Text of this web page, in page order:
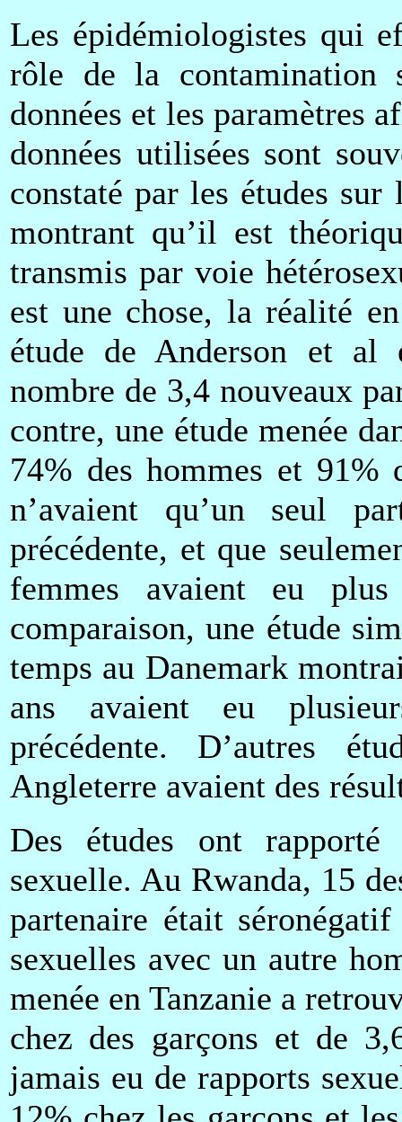
Les épidémiologistes qui
rôle de la contamination
données et les paramètres
données utilisées sont
constaté par les études
montrant qu’il est
transmis par voie
est une chose, la réalité
étude de Anderson et
nombre de 3,4 nouveaux
contre, une étude menée
74% des hommes et 91%
n’avaient qu’un seul
précédente, et que
femmes avaient eu
comparaison, une étude
temps au Danemark
ans avaient eu
précédente. D’autres
Angleterre avaient des
Des études ont
sexuelle. Au Rwanda, 15
partenaire était
sexuelles avec un autre
menée en Tanzanie a
chez des garçons et de
jamais eu de rapports